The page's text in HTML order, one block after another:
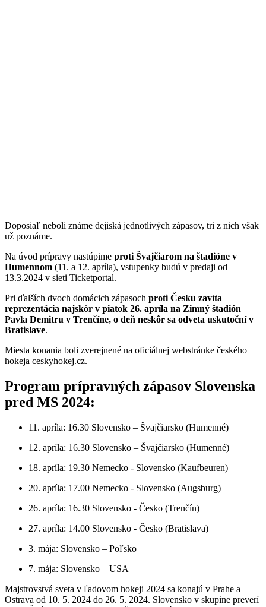
Doposiaľ neboli známe dejiská jednotlivých zápasov, tri z nich však
už poznáme.
Na úvod prípravy nastúpime proti Švajčiarom na štadióne v
Humennom (11. a 12. apríla), vstupenky budú v predaji od
13.3.2024 v sieti Ticketportal.
Pri ďalších dvoch domácich zápasoch proti Česku zavíta
reprezentácia najskôr v piatok 26. apríla na Zimný štadión
Pavla Demitru v Trenčíne, o deň neskôr sa odveta uskutoční v
Bratislave.
Miesta konania boli zverejnené na oficiálnej webstránke českého
hokeja ceskyhokej.cz.
Program prípravných zápasov Slovenska
pred MS 2024:
11. apríla: 16.30 Slovensko – Švajčiarsko (Humenné)
12. apríla: 16.30 Slovensko – Švajčiarsko (Humenné)
18. apríla: 19.30 Nemecko - Slovensko (Kaufbeuren)
20. apríla: 17.00 Nemecko - Slovensko (Augsburg)
26. apríla: 16.30 Slovensko - Česko (Trenčín)
27. apríla: 14.00 Slovensko - Česko (Bratislava)
3. mája: Slovensko – Poľsko
7. mája: Slovensko – USA
Majstrovstvá sveta v ľadovom hokeji 2024 sa konajú v Prahe a
Ostrava od 10. 5. 2024 do 26. 5. 2024. Slovensko v skupine preverí